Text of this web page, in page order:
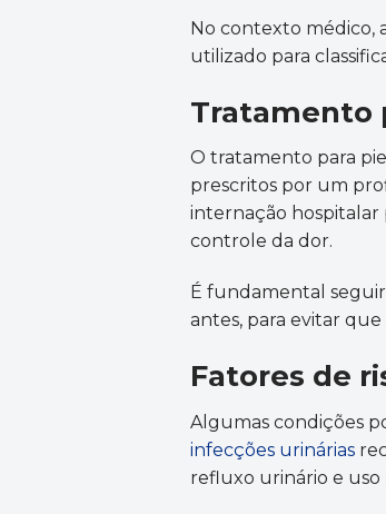
No contexto médico,
utilizado para
Tratamento
O tratamento para
prescritos por um
internação hospitalar
controle da dor.
É fundamental
antes, para evitar
Fatores de
Algumas condições
infecções urinárias
refluxo urinário e